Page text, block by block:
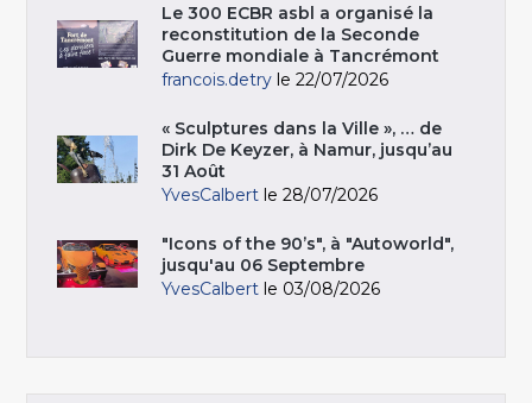
Le 300 ECBR asbl a organisé la
reconstitution de la Seconde
Guerre mondiale à Tancrémont
francois.detry le 22/07/2026
« Sculptures dans la Ville », … de
Dirk De Keyzer, à Namur, jusqu’au
31 Août
YvesCalbert le 28/07/2026
"Icons of the 90’s", à "Autoworld",
jusqu'au 06 Septembre
YvesCalbert le 03/08/2026